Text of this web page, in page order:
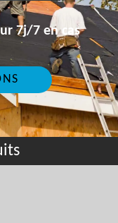
7j/7 en cas